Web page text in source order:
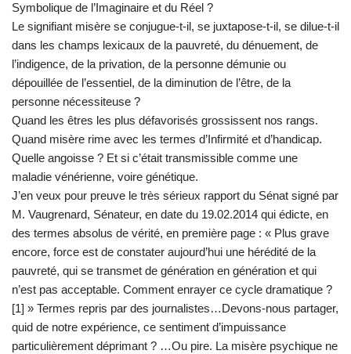
Symbolique de l’Imaginaire et du Réel ?
Le signifiant misère se conjugue-t-il, se juxtapose-t-il, se dilue-t-il
dans les champs lexicaux de la pauvreté, du dénuement, de
l’indigence, de la privation, de la personne démunie ou
dépouillée de l’essentiel, de la diminution de l’être, de la
personne nécessiteuse ?
Quand les êtres les plus défavorisés grossissent nos rangs.
Quand misère rime avec les termes d’Infirmité et d’handicap.
Quelle angoisse ? Et si c’était transmissible comme une
maladie vénérienne, voire génétique.
J’en veux pour preuve le très sérieux rapport du Sénat signé par
M. Vaugrenard, Sénateur, en date du 19.02.2014 qui édicte, en
des termes absolus de vérité, en première page : « Plus grave
encore, force est de constater aujourd’hui une hérédité de la
pauvreté, qui se transmet de génération en génération et qui
n’est pas acceptable. Comment enrayer ce cycle dramatique ?
[1] » Termes repris par des journalistes…Devons-nous partager,
quid de notre expérience, ce sentiment d’impuissance
particulièrement déprimant ? …Ou pire. La misère psychique ne